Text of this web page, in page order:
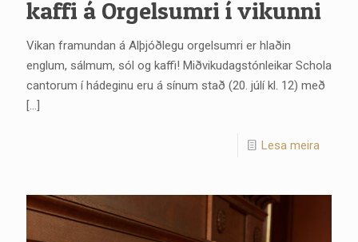
kaffi á Orgelsumri í vikunni
Vikan framundan á Alþjóðlegu orgelsumri er hlaðin
englum, sálmum, sól og kaffi! Miðvikudagstónleikar Schola
cantorum í hádeginu eru á sínum stað (20. júlí kl. 12) með
[…]
Lesa meira